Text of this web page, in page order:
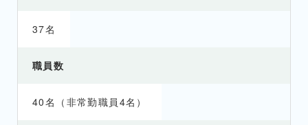
37名
職員数
40名（非常勤職員4名）